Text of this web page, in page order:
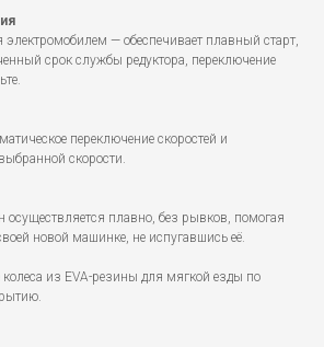
— обеспечивает плавный старт,
срок службы редуктора, переключение
переключение скоростей и
скорости.
осуществляется плавно, без рывков, помогая
новой машинке, не испугавшись её.
из EVA-резины для мягкой езды по